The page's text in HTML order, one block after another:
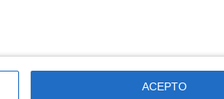
ACEPTO